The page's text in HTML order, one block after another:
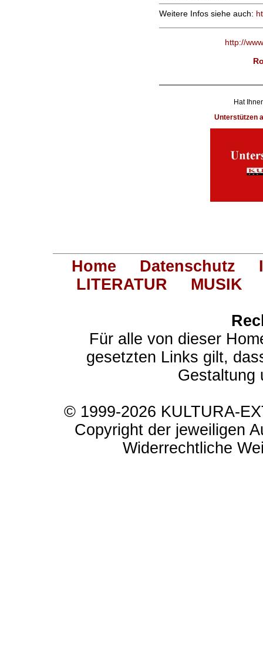
Weitere Infos siehe auch:
http://
Hat
Unterstützen
Home Datenschutz
LITERATUR
MUSIK
Für alle von dieser
gesetzten Links gilt,
Gestaltung
© 1999-2026 KULTURA-
Copyright der jeweiligen
Widerrechtliche